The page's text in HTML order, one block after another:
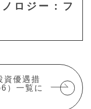
ロジー：フ
資優遇措
）一覧に